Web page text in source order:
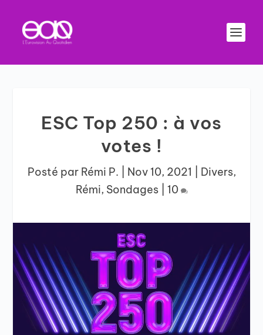
ESC Top 250 : à vos
votes !
Posté par Rémi P. Nov 10, 2021 Divers,
Rémi, Sondages| 10